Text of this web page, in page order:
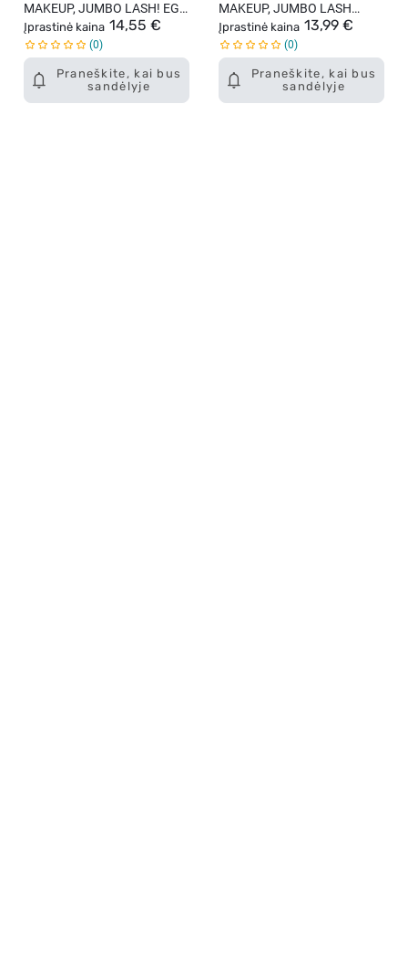
Praneškite, kai bus
sandėlyje
MAKEUP, JUMBO LASH! EGO
FLARE, dirbtinės blakstienos.
Įprastinė kaina 14,55 €
0
Praneškite, kai bus
sandėlyje
MAKEUP, JUMBO LASH
MAJOR SPIKES, dirbtinės
blakstienos, 1 vnt.
Įprastinė kaina 13,99 €
0